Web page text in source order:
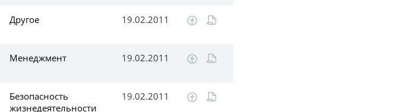
Другое 19.02.2011
Менеджмент 19.02.2011
Безопасность
жизнедеятельности
19.02.2011